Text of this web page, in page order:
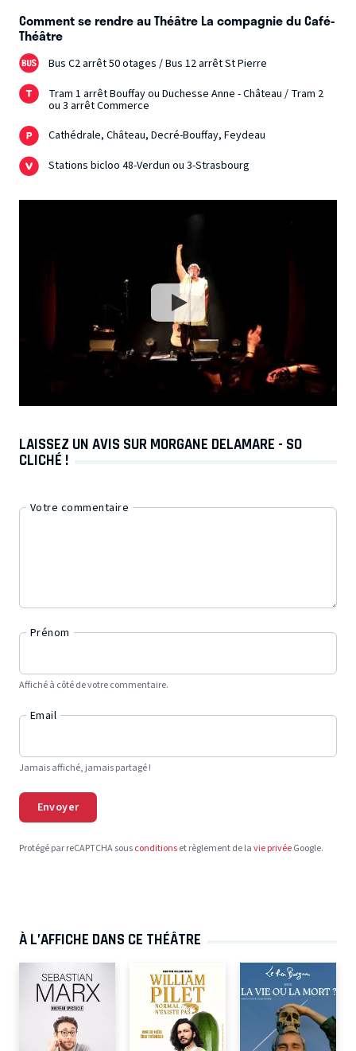
Comment se rendre au Théâtre La compagnie du Café-
Théâtre
Bus C2 arrêt 50 otages / Bus 12 arrêt St Pierre
Tram 1 arrêt Bouffay ou Duchesse Anne - Château / Tram 2
ou 3 arrêt Commerce
Cathédrale, Château, Decré-Bouffay, Feydeau
Stations bicloo 48-Verdun ou 3-Strasbourg
LAISSEZ UN AVIS SUR MORGANE DELAMARE - SO
CLICHÉ !
Votre commentaire
Prénom
Affiché à côté de votre commentaire.
Email
Jamais affiché, jamais partagé !
Envoyer
Protégé par reCAPTCHA sousconditionset règlement de lavie privéeGoogle.
À L’AFFICHE DANS CE THÉÂTRE